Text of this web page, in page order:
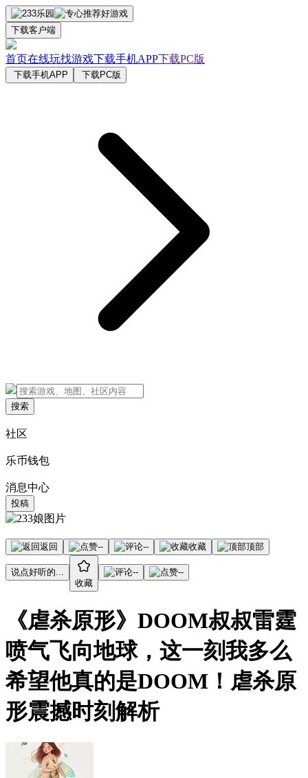
下载客户端
首页在线玩找游戏下载手机APP下载PC版
下载手机APP 下载PC版
搜索
社区
乐币钱包
消息中心
投稿
返回 -- -- 收藏 顶部
说点好听的...
收藏
-- --
《虐杀原形》DOOM叔叔雷霆
喷气飞向地球，这一刻我多么
希望他真的是DOOM！虐杀原
形震撼时刻解析